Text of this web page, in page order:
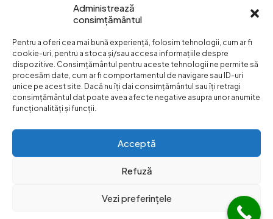
Administrează
consimțământul
Pentru a oferi cea mai bună experiență, folosim tehnologii, cum ar fi
cookie-uri, pentru a stoca și/sau accesa informațiile despre
dispozitive. Consimțământul pentru aceste tehnologii ne permite să
procesăm date, cum ar fi comportamentul de navigare sau ID-uri
unice pe acest site. Dacă nu îți dai consimțământul sau îți retragi
consimțământul dat poate avea afecte negative asupra unor anumite
funcționalități și funcții.
Acceptă
Refuză
Vezi preferințele
Termeni si conditii
Confidentialitatea
datelor
Livrare si plata
Formular retur
Web Hotel